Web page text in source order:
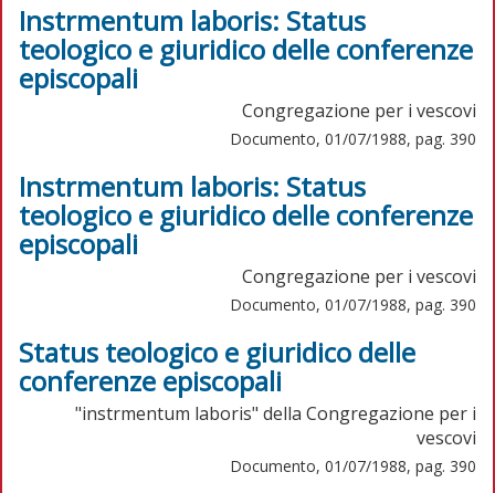
Instrmentum laboris: Status
teologico e giuridico delle conferenze
episcopali
Congregazione per i vescovi
Documento, 01/07/1988, pag. 390
Instrmentum laboris: Status
teologico e giuridico delle conferenze
episcopali
Congregazione per i vescovi
Documento, 01/07/1988, pag. 390
Status teologico e giuridico delle
conferenze episcopali
"instrmentum laboris" della Congregazione per i
vescovi
Documento, 01/07/1988, pag. 390